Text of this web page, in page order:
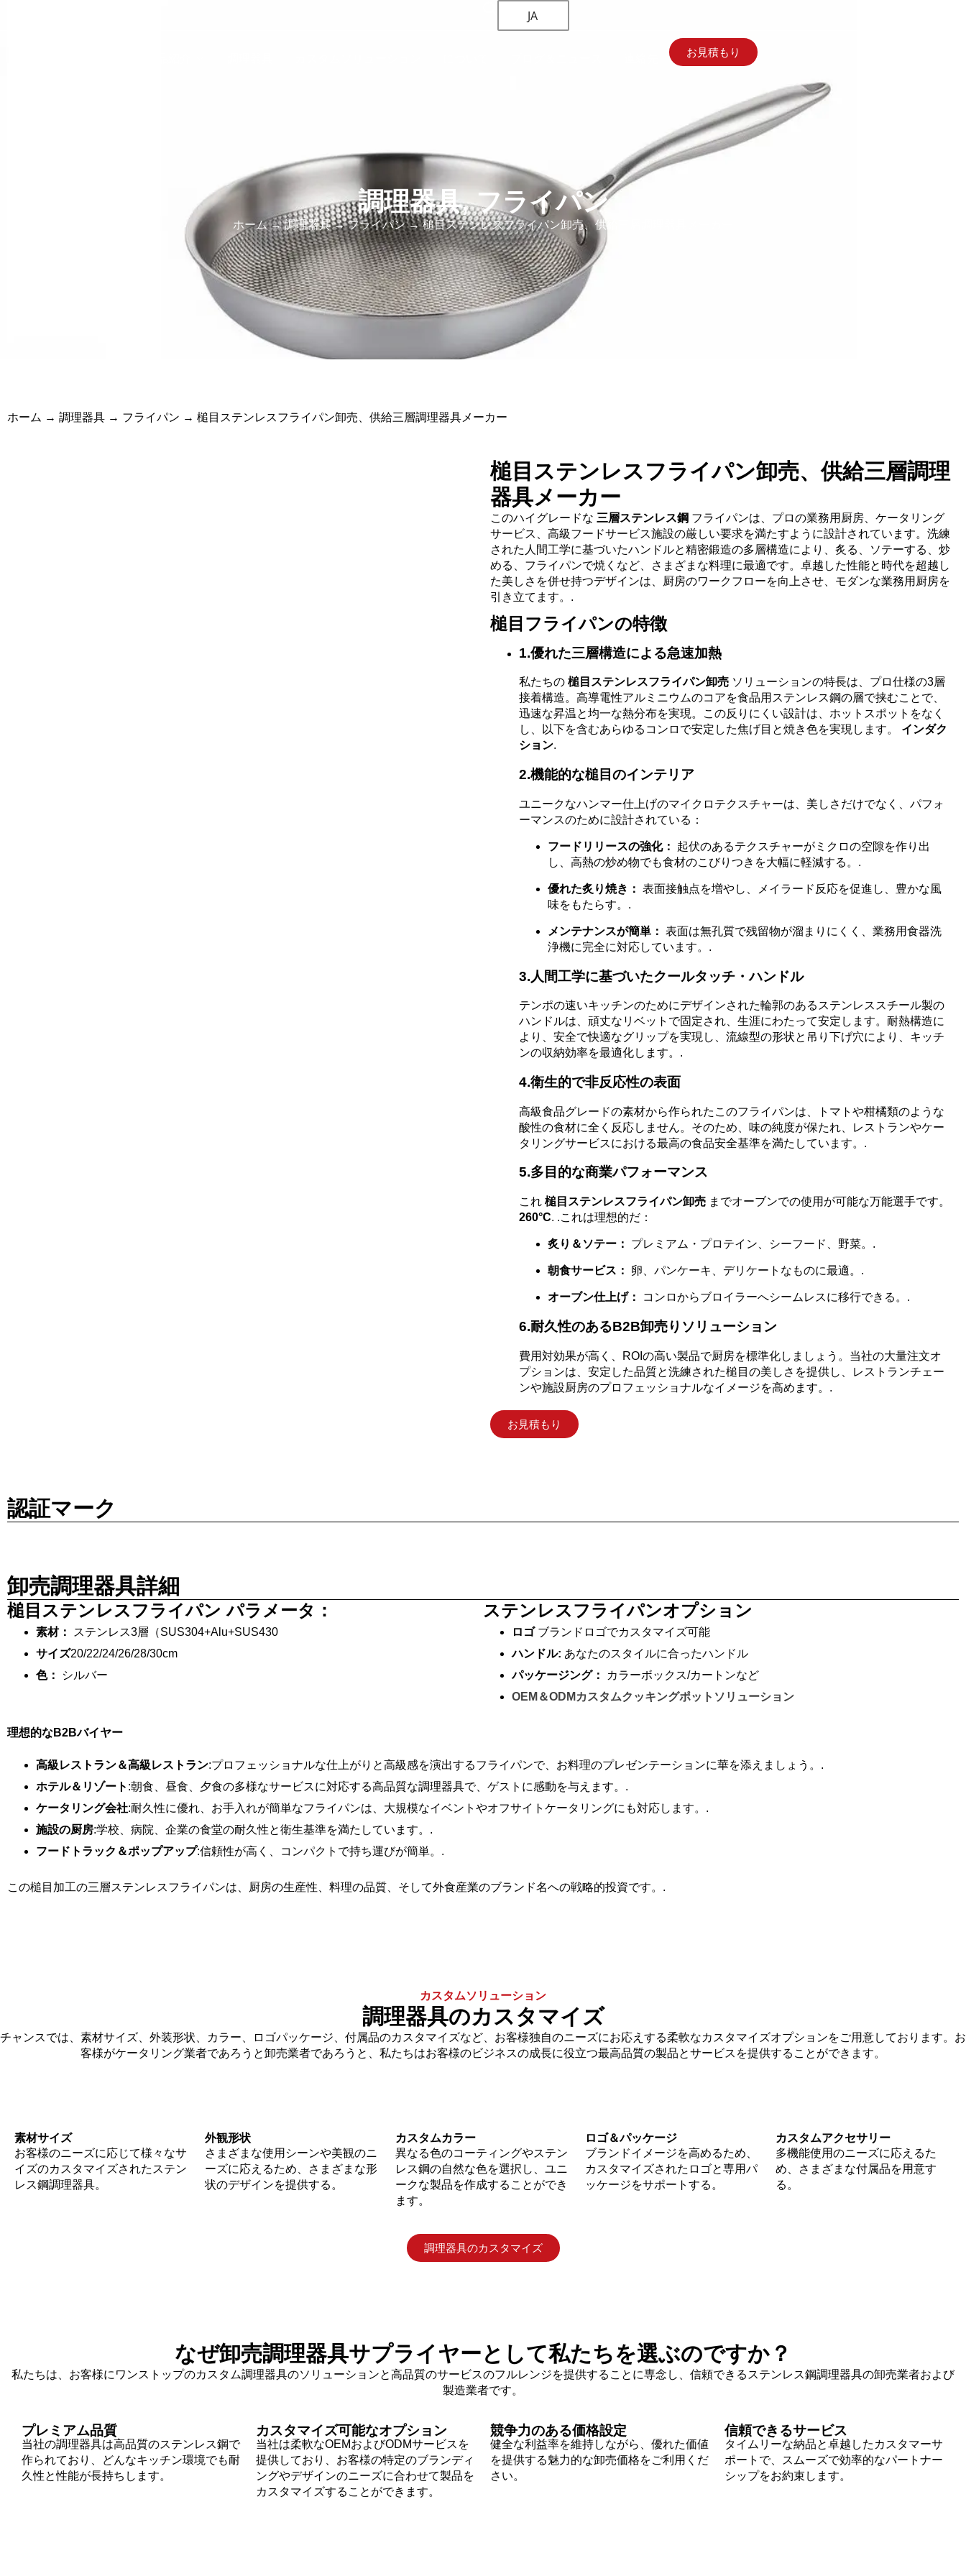
JA
お見積もり
調理器具,フライパン
ホーム→調理器具→フライパン→ 槌目ステンレスフライパン卸売、供給三層調理器具メーカー
ホーム → 調理器具 → フライパン → 槌目ステンレスフライパン卸売、供給三層調理器具メーカー
槌目ステンレスフライパン卸売、供給三層調理
器具メーカー
このハイグレードな 三層ステンレス鋼 フライパンは、プロの業務用厨房、ケータリング
サービス、高級フードサービス施設の厳しい要求を満たすように設計されています。洗練
された人間工学に基づいたハンドルと精密鍛造の多層構造により、炙る、ソテーする、炒
める、フライパンで焼くなど、さまざまな料理に最適です。卓越した性能と時代を超越し
た美しさを併せ持つデザインは、厨房のワークフローを向上させ、モダンな業務用厨房を
引き立てます。.
槌目フライパンの特徴
1.優れた三層構造による急速加熱
私たちの 槌目ステンレスフライパン卸売 ソリューションの特長は、プロ仕様の3層
接着構造。高導電性アルミニウムのコアを食品用ステンレス鋼の層で挟むことで、
迅速な昇温と均一な熱分布を実現。この反りにくい設計は、ホットスポットをなく
し、以下を含むあらゆるコンロで安定した焦げ目と焼き色を実現します。 インダク
ション.
2.機能的な槌目のインテリア
ユニークなハンマー仕上げのマイクロテクスチャーは、美しさだけでなく、パフォ
ーマンスのために設計されている：
フードリリースの強化：
起伏のあるテクスチャーがミクロの空隙を作り出
し、高熱の炒め物でも食材のこびりつきを大幅に軽減する。.
優れた炙り焼き： 表面接触点を増やし、メイラード反応を促進し、豊かな風
味をもたらす。.
メンテナンスが簡単： 表面は無孔質で残留物が溜まりにくく、業務用食器洗
浄機に完全に対応しています。.
3.人間工学に基づいたクールタッチ・ハンドル
テンポの速いキッチンのためにデザインされた輪郭のあるステンレススチール製の
ハンドルは、頑丈なリベットで固定され、生涯にわたって安定します。耐熱構造に
より、安全で快適なグリップを実現し、流線型の形状と吊り下げ穴により、キッチ
ンの収納効率を最適化します。.
4.衛生的で非反応性の表面
高級食品グレードの素材から作られたこのフライパンは、トマトや柑橘類のような
酸性の食材に全く反応しません。そのため、味の純度が保たれ、レストランやケー
タリングサービスにおける最高の食品安全基準を満たしています。.
5.多目的な商業パフォーマンス
これ 槌目ステンレスフライパン卸売 までオーブンでの使用が可能な万能選手です。
260°C. .これは理想的だ：
炙り＆ソテー： プレミアム・プロテイン、シーフード、野菜。.
朝食サービス： 卵、パンケーキ、デリケートなものに最適。.
オーブン仕上げ： コンロからブロイラーへシームレスに移行できる。.
6.耐久性のあるB2B卸売りソリューション
費用対効果が高く、ROIの高い製品で厨房を標準化しましょう。当社の大量注文オ
プションは、安定した品質と洗練された槌目の美しさを提供し、レストランチェー
ンや施設厨房のプロフェッショナルなイメージを高めます。.
お見積もり
認証マーク
卸売調理器具詳細
槌目ステンレスフライパン パラメータ：
素材：
ステンレス3層（SUS304+Alu+SUS430
サイズ20/22/24/26/28/30cm
色：
シルバー
ステンレスフライパンオプション
ロゴブランドロゴでカスタマイズ可能
ハンドル: あなたのスタイルに合ったハンドル
パッケージング：
カラーボックス/カートンなど
OEM＆ODMカスタムクッキングポットソリューション
理想的なB2Bバイヤー
高級レストラン＆高級レストラン:プロフェッショナルな仕上がりと高級感を演出するフライパンで、お料理のプレゼンテーションに華を添えましょう。.
ホテル＆リゾート :朝食、昼食、夕食の多様なサービスに対応する高品質な調理器具で、ゲストに感動を与えます。.
ケータリング会社:耐久性に優れ、お手入れが簡単なフライパンは、大規模なイベントやオフサイトケータリングにも対応します。.
施設の厨房:学校、病院、企業の食堂の耐久性と衛生基準を満たしています。.
フードトラック＆ポップアップ:信頼性が高く、コンパクトで持ち運びが簡単。.
この槌目加工の三層ステンレスフライパンは、厨房の生産性、料理の品質、そして外食産業のブランド名への戦略的投資です。.
カスタムソリューション
調理器具のカスタマイズ
チャンスでは、素材サイズ、外装形状、カラー、ロゴパッケージ、付属品のカスタマイズなど、お客様独自のニーズにお応えする柔軟なカスタマイズオプションをご用意しております。お
客様がケータリング業者であろうと卸売業者であろうと、私たちはお客様のビジネスの成長に役立つ最高品質の製品とサービスを提供することができます。
素材サイズ
お客様のニーズに応じて様々なサ
イズのカスタマイズされたステン
レス鋼調理器具。
外観形状
さまざまな使用シーンや美観のニ
ーズに応えるため、さまざまな形
状のデザインを提供する。
カスタムカラー
異なる色のコーティングやステン
レス鋼の自然な色を選択し、ユニ
ークな製品を作成することができ
ます。
ロゴ＆パッケージ
ブランドイメージを高めるため、
カスタマイズされたロゴと専用パ
ッケージをサポートする。
カスタムアクセサリー
多機能使用のニーズに応えるた
め、さまざまな付属品を用意す
る。
調理器具のカスタマイズ
なぜ卸売調理器具サプライヤーとして私たちを選ぶのですか？
私たちは、お客様にワンストップのカスタム調理器具のソリューションと高品質のサービスのフルレンジを提供することに専念し、信頼できるステンレス鋼調理器具の卸売業者および
製造業者です。
プレミアム品質
当社の調理器具は高品質のステンレス鋼で
作られており、どんなキッチン環境でも耐
久性と性能が長持ちします。
カスタマイズ可能なオプション
当社は柔軟なOEMおよびODMサービスを
提供しており、お客様の特定のブランディ
ングやデザインのニーズに合わせて製品を
カスタマイズすることができます。
競争力のある価格設定
健全な利益率を維持しながら、優れた価値
を提供する魅力的な卸売価格をご利用くだ
さい。
信頼できるサービス
タイムリーな納品と卓越したカスタマーサ
ポートで、スムーズで効率的なパートナー
シップをお約束します。